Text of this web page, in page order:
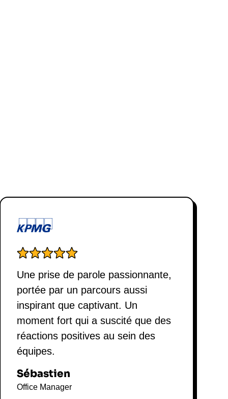
Une prise de parole passionnante,
portée par un parcours aussi
inspirant que captivant. Un
moment fort qui a suscité que des
réactions positives au sein des
équipes.
Sébastien
Office Manager